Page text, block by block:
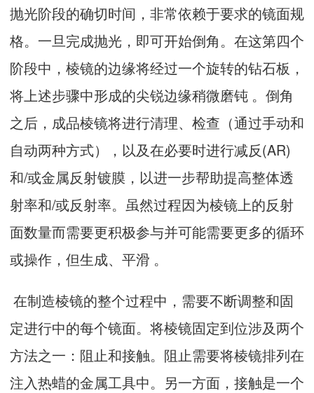
抛光阶段的确切时间，非常依赖于要求的镜面规
格。一旦完成抛光，即可开始倒角。在这第四个
阶段中，棱镜的边缘将经过一个旋转的钻石板，
将上述步骤中形成的尖锐边缘稍微磨钝 。倒角
之后，成品棱镜将进行清理、检查（通过手动和
自动两种方式），以及在必要时进行减反(AR)
和/或金属反射镀膜，以进一步帮助提高整体透
射率和/或反射率。虽然过程因为棱镜上的反射
面数量而需要更积极参与并可能需要更多的循环
或操作，但生成、平滑 。
在制造棱镜的整个过程中，需要不断调整和固
定进行中的每个镜面。将棱镜固定到位涉及两个
方法之一：阻止和接触。阻止需要将棱镜排列在
注入热蜡的金属工具中。另一方面，接触是一个